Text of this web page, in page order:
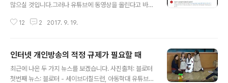
많으실 것입니다.그러나 유튜브에 동영상을 올린다고 바로
얻기 위해서는 두가지 방법이 있습니다. 1. Google Ads
같이 수익창출이 불가능한 법이죠. 그리하여, 몇 개월 간의
노력 끝에 드디어 1만을 넘겼습니다!1만을 넘기면 유튜브
에서는 자동으로 수익창출을 위한 애드센스 연결을 진행
12 2 2017. 9. 19.
인터넷 개인방송의 적정 규제가 필요할 때
최근에 나온 두 가지 뉴스를 보겠습니다. 사진출처: 블로터
첫번째 뉴스: 블로터 - 세이브더칠드런, 아동학대 유튜브